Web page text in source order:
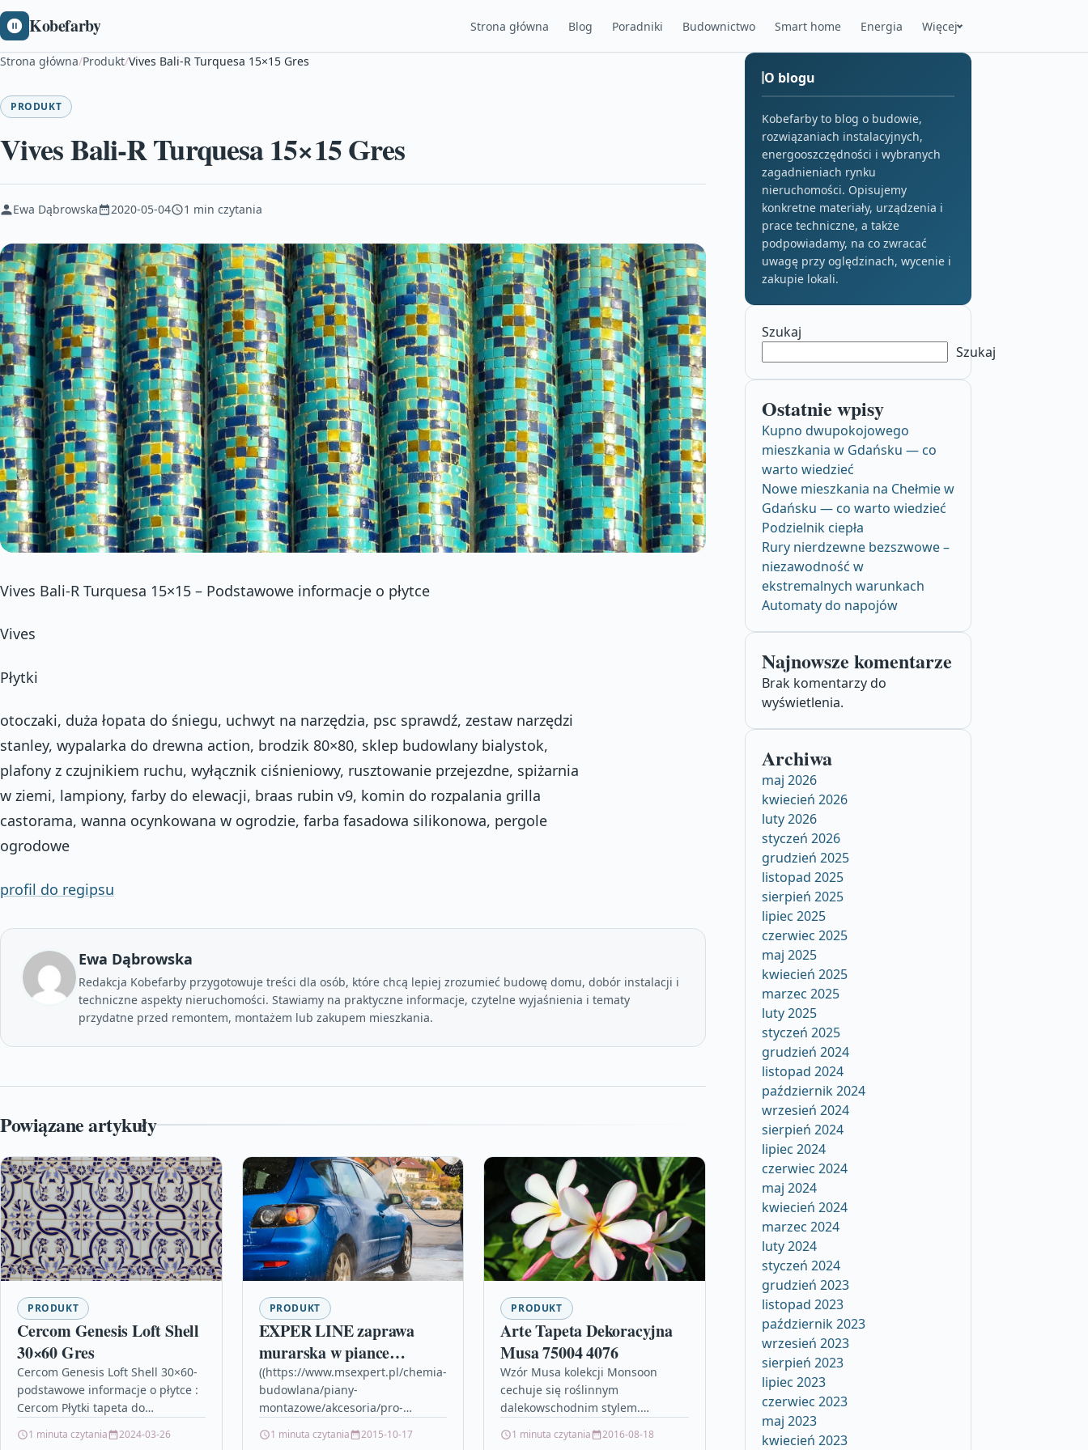
Kobefarby Strona główna Blog Poradniki Budownictwo Smart home Energia Więcej
Strona główna/Produkt/Vives Bali-R Turquesa 15×15 Gres
PRODUKT
Vives Bali-R Turquesa 15×15 Gres
Ewa Dąbrowska 2020-05-04 1 min czytania
Vives Bali-R Turquesa 15×15 – Podstawowe informacje o płytce
Vives
Płytki
otoczaki, duża łopata do śniegu, uchwyt na narzędzia, psc sprawdź, zestaw narzędzi
stanley, wypalarka do drewna action, brodzik 80×80, sklep budowlany bialystok,
plafony z czujnikiem ruchu, wyłącznik ciśnieniowy, rusztowanie przejezdne, spiżarnia
w ziemi, lampiony, farby do elewacji, braas rubin v9, komin do rozpalania grilla
castorama, wanna ocynkowana w ogrodzie, farba fasadowa silikonowa, pergole
ogrodowe
profil do regipsu
Ewa Dąbrowska
Redakcja Kobefarby przygotowuje treści dla osób, które chcą lepiej zrozumieć budowę domu, dobór instalacji i
techniczne aspekty nieruchomości. Stawiamy na praktyczne informacje, czytelne wyjaśnienia i tematy
przydatne przed remontem, montażem lub zakupem mieszkania.
Powiązane artykuły
PRODUKT
Cercom Genesis Loft Shell
30×60 Gres
Cercom Genesis Loft Shell 30×60-
podstawowe informacje o płytce :
Cercom Płytki tapeta do
magnat grafitowy antracyt, zlew
1 minuta czytania 2024-03-26
PRODUKT
EXPER LINE zaprawa
murarska w piance
ZESTAW STARTOWY
(piany+czyścik+pistolet)
((https://www.msexpert.pl/chemia-
budowlana/piany-
montazowe/akcesoria/pro-
pro8) Expert Kleje plandeki
1 minuta czytania 2015-10-17
PRODUKT
Arte Tapeta Dekoracyjna
Musa 75004 4076
Wzór Musa kolekcji Monsoon
cechuje się roślinnym
dalekowschodnim stylem.
pomieszczenia ciepło. Arte Tapety
1 minuta czytania 2016-08-18
O blogu
Kobefarby to blog o budowie,
rozwiązaniach instalacyjnych,
energooszczędności i wybranych
zagadnieniach rynku
nieruchomości. Opisujemy
konkretne materiały, urządzenia i
prace techniczne, a także
podpowiadamy, na co zwracać
uwagę przy oględzinach, wycenie i
zakupie lokali.
Szukaj
Szukaj
Ostatnie wpisy
Kupno dwupokojowego
mieszkania w Gdańsku — co
warto wiedzieć
Nowe mieszkania na Chełmie w
Gdańsku — co warto wiedzieć
Podzielnik ciepła
Rury nierdzewne bezszwowe –
niezawodność w
ekstremalnych warunkach
Automaty do napojów
Najnowsze komentarze
Brak komentarzy do
wyświetlenia.
Archiwa
maj 2026
kwiecień 2026
luty 2026
styczeń 2026
grudzień 2025
listopad 2025
sierpień 2025
lipiec 2025
czerwiec 2025
maj 2025
kwiecień 2025
marzec 2025
luty 2025
styczeń 2025
grudzień 2024
listopad 2024
październik 2024
wrzesień 2024
sierpień 2024
lipiec 2024
czerwiec 2024
maj 2024
kwiecień 2024
marzec 2024
luty 2024
styczeń 2024
grudzień 2023
listopad 2023
październik 2023
wrzesień 2023
sierpień 2023
lipiec 2023
czerwiec 2023
maj 2023
kwiecień 2023